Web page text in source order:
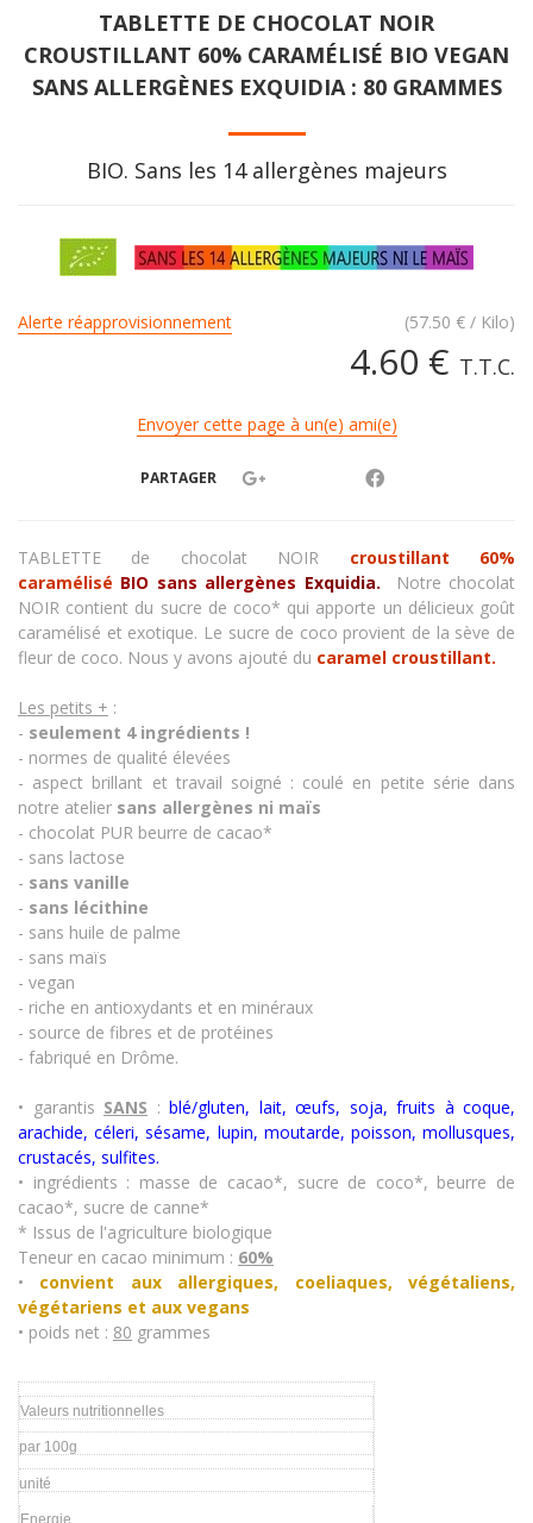
TABLETTE DE CHOCOLAT NOIR
CROUSTILLANT 60% CARAMÉLISÉ BIO VEGAN
SANS ALLERGÈNES EXQUIDIA : 80 GRAMMES
BIO. Sans les 14 allergènes majeurs
(57.50 € / Kilo)
4.60 € T.T.C.
Alerte réapprovisionnement
Envoyer cette page à un(e) ami(e)
PARTAGER
TABLETTE de chocolat NOIR croustillant 60%
caramélisé BIO sans allergènes Exquidia.
Notre chocolat
NOIR contient du sucre de coco* qui apporte un délicieux goût
caramélisé et exotique. Le sucre de coco provient de la sève de
fleur de coco. Nous y avons ajouté du caramel croustillant.
Les petits + :
- seulement 4 ingrédients !
- normes de qualité élevées
- aspect brillant et travail soigné : coulé en petite série dans
notre atelier sans allergènes ni maïs
- chocolat PUR beurre de cacao*
- sans lactose
- sans vanille
- sans lécithine
- sans huile de palme
- sans maïs
- vegan
- riche en antioxydants et en minéraux
- source de fibres et de protéines
- fabriqué en Drôme.
• garantis SANS : blé/gluten, lait, œufs, soja, fruits à coque,
arachide, céleri, sésame, lupin, moutarde, poisson, mollusques,
crustacés, sulfites.
• ingrédients : masse de cacao*, sucre de coco*, beurre de
cacao*, sucre de canne*
* Issus de l'agriculture biologique
Teneur en cacao minimum : 60%
• convient aux allergiques, coeliaques, végétaliens,
végétariens et aux vegans
• poids net : 80 grammes
Valeurs nutritionnelles
par 100g
unité
Energie